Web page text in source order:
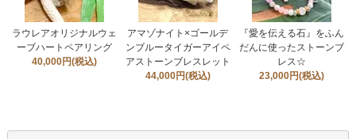
ラウレアオリジナルウェ
ーブハートペアリング
40,000円(税込)
アマゾナイト×ゴールデ
ンブルータイガーアイペ
アストーンブレスレット
44,000円(税込)
『愛を伝える石』をふん
だんに使ったストーンブ
レス☆
23,000円(税込)